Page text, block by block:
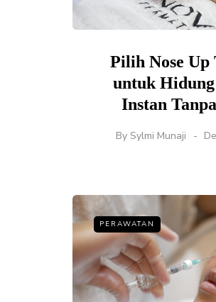
Pilih Nose Up
untuk
Instan
By Sylmi Munaji
PERAWATAN